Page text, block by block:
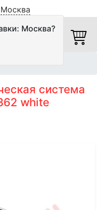
Москва
Москва?
система
white